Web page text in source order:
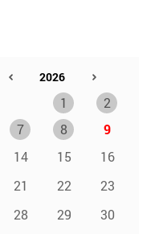
1
2
7 8
9
14 15
16
21 22
23
28 29
30